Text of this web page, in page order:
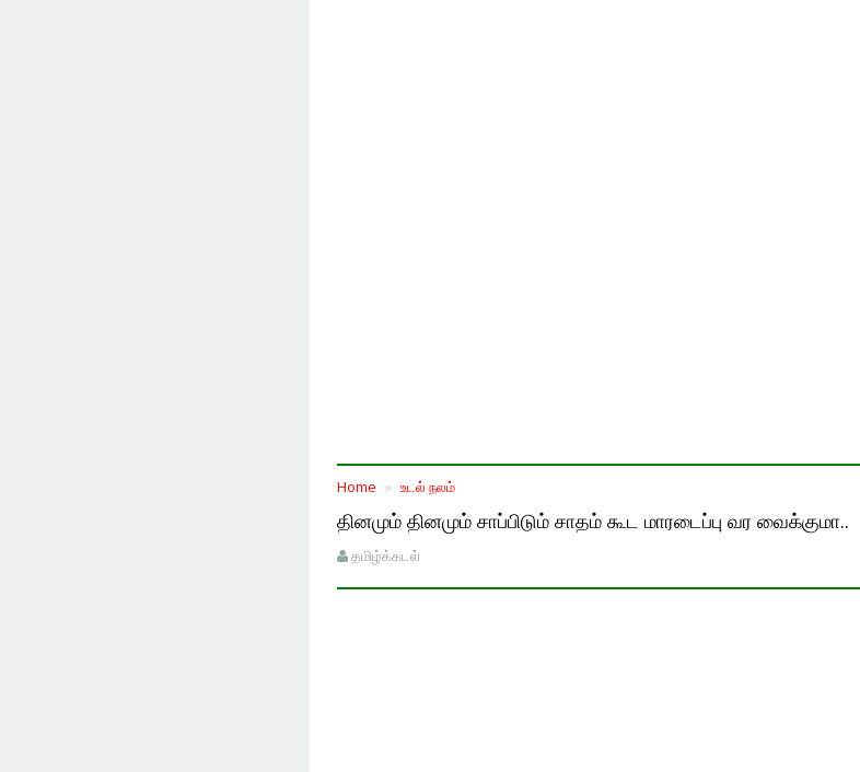
Home உடல் நலம்
தினமும் தினமும் சாப்பிடும் சாதம் கூட மாரடைப்பு வர வைக்குமா..
தமிழ்க்கடல்